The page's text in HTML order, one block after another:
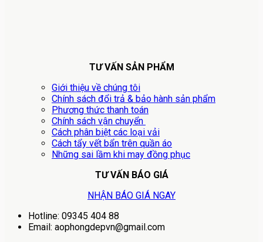
TƯ VẤN SẢN PHẨM
Giới thiệu về chúng tôi
Chính sách đổi trả & bảo hành sản phẩm
Phương thức thanh toán
Chính sách vận chuyển
Cách phân biệt các loại vải
Cách tẩy vết bẩn trên quần áo
Những sai lầm khi may đồng phục
TƯ VẤN BÁO GIÁ
NHẬN BÁO GIÁ NGAY
Hotline: 09345 404 88
Email: aophongdepvn@gmail.com